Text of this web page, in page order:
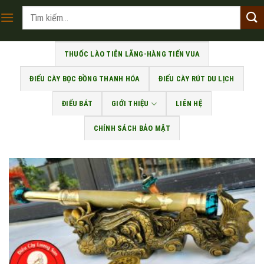
to
Tìm
THUỐC LÀO TIÊN LÃNG-HÀNG TIẾN VUA
ĐIẾU CÀY BỌC ĐỒNG THANH HÓA ĐIẾU CÀY RÚT DU LỊCH
ĐIẾU BÁT GIỚI THIỆU LIÊN HỆ
CHÍNH SÁCH BẢO MẬT